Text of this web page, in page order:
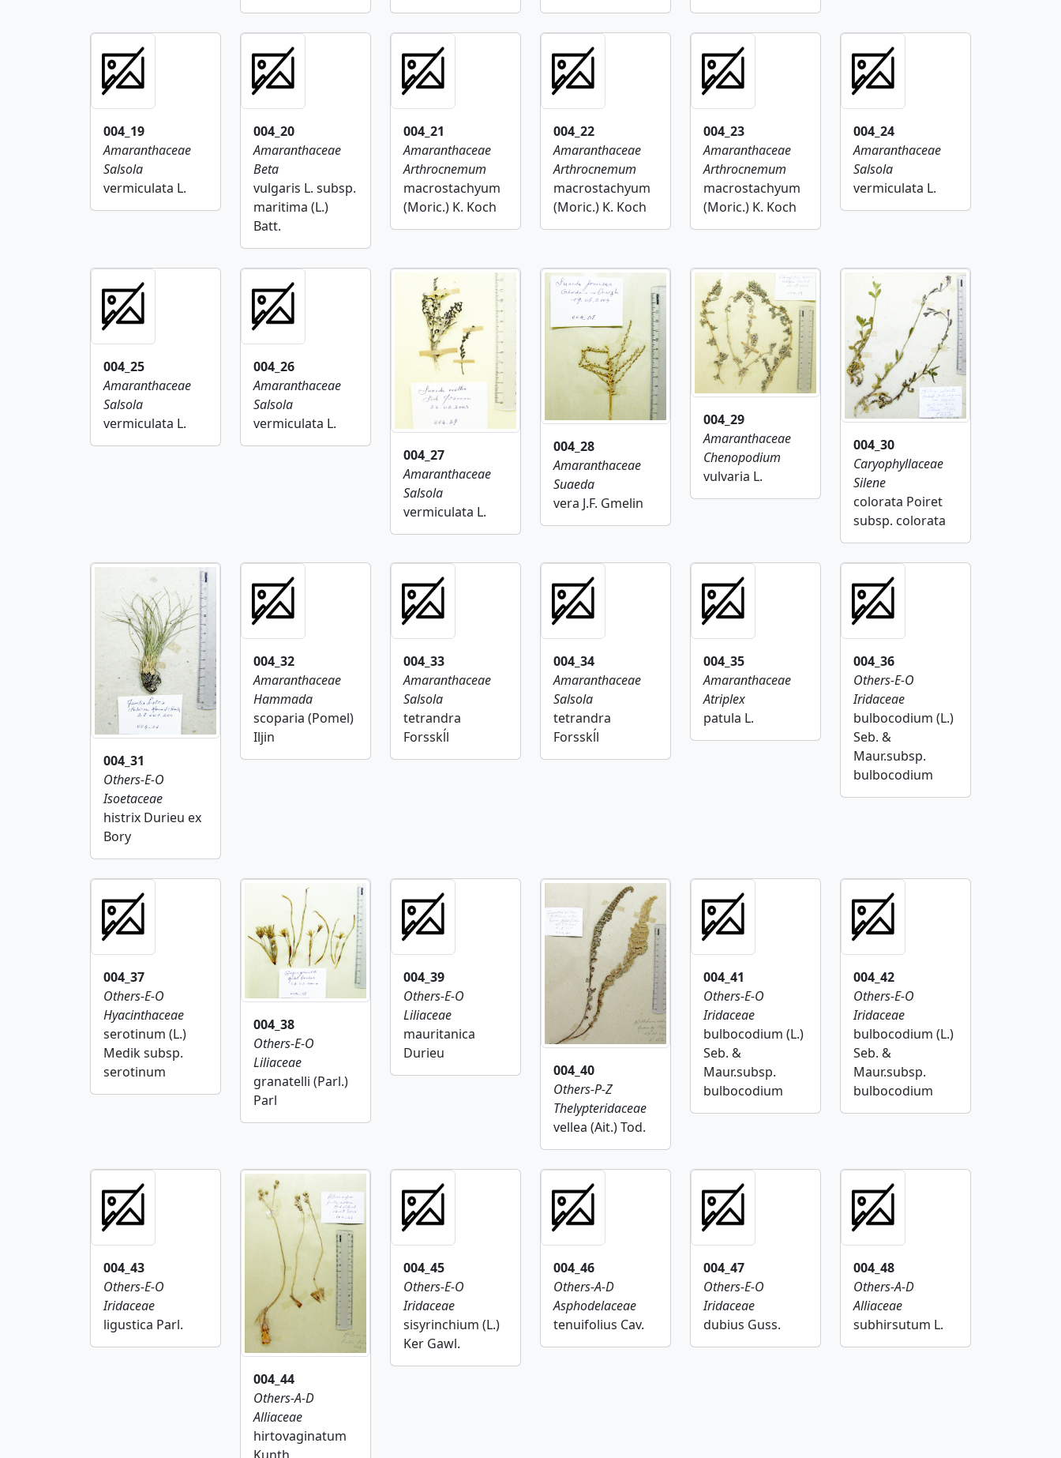
004_19
Amaranthaceae
Salsola
vermiculata L.
004_20
Amaranthaceae
Beta
vulgaris L. subsp.
maritima (L.)
Batt.
004_21
Amaranthaceae
Arthrocnemum
macrostachyum
(Moric.) K. Koch
004_22
Amaranthaceae
Arthrocnemum
macrostachyum
(Moric.) K. Koch
004_23
Amaranthaceae
Arthrocnemum
macrostachyum
(Moric.) K. Koch
004_24
Amaranthaceae
Salsola
vermiculata L.
004_25
Amaranthaceae
Salsola
vermiculata L.
004_26
Amaranthaceae
Salsola
vermiculata L.
004_27
Amaranthaceae
Salsola
vermiculata L.
004_28
Amaranthaceae
Suaeda
vera J.F. Gmelin
004_29
Amaranthaceae
Chenopodium
vulvaria L.
004_30
Caryophyllaceae
Silene
colorata Poiret
subsp. colorata
004_31
Others-E-O
Isoetaceae
histrix Durieu ex
Bory
004_32
Amaranthaceae
Hammada
scoparia (Pomel)
Iljin
004_33
Amaranthaceae
Salsola
tetrandra
Forsskĺl
004_34
Amaranthaceae
Salsola
tetrandra
Forsskĺl
004_35
Amaranthaceae
Atriplex
patula L.
004_36
Others-E-O
Iridaceae
bulbocodium (L.)
Seb. &
Maur.subsp.
bulbocodium
004_37
Others-E-O
Hyacinthaceae
serotinum (L.)
Medik subsp.
serotinum
004_38
Others-E-O
Liliaceae
granatelli (Parl.)
Parl
004_39
Others-E-O
Liliaceae
mauritanica
Durieu
004_40
Others-P-Z
Thelypteridaceae
vellea (Ait.) Tod.
004_41
Others-E-O
Iridaceae
bulbocodium (L.)
Seb. &
Maur.subsp.
bulbocodium
004_42
Others-E-O
Iridaceae
bulbocodium (L.)
Seb. &
Maur.subsp.
bulbocodium
004_43
Others-E-O
Iridaceae
ligustica Parl.
004_44
Others-A-D
Alliaceae
hirtovaginatum
004_45
Others-E-O
Iridaceae
sisyrinchium (L.)
Ker Gawl.
004_46
Others-A-D
Asphodelaceae
tenuifolius Cav.
004_47
Others-E-O
Iridaceae
dubius Guss.
004_48
Others-A-D
Alliaceae
subhirsutum L.